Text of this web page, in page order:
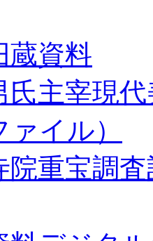
蔵資料
氏主宰現
ァイル）
院重宝調